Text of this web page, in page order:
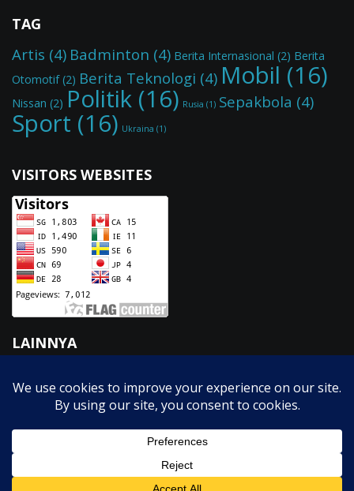
TAG
Artis (4) Badminton (4) Berita Internasional (2) Berita
Otomotif(2) Berita Teknologi (4) Mobil (16)
Nissan (2) Politik (16) Rusia (1) Sepakbola (4)
Sport (16) Ukraina (1)
VISITORS WEBSITES
LAINNYA
GTK